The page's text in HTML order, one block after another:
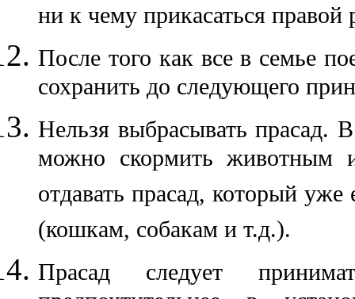
ни к чему прикасаться правой
После того как все в семье
сохранить до следующего
Нельзя выбрасывать прасад.
можно скормить
отдавать прасад, который
(кошкам, собакам и т.д.).
Прасад следует